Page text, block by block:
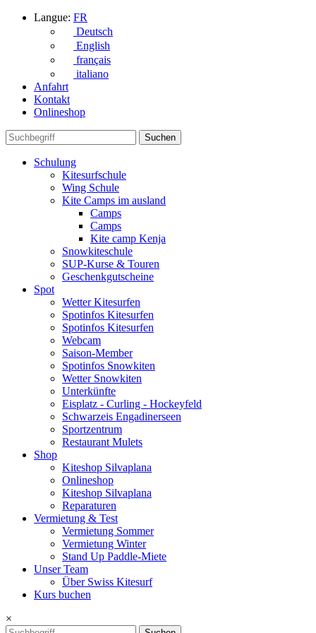
Langue: FR
Deutsch
English
français
italiano
Anfahrt
Kontakt
Onlineshop
Schulung
Kitesurfschule
Wing Schule
Kite Camps im ausland
Camps
Camps
Kite camp Kenja
Snowkiteschule
SUP-Kurse & Touren
Geschenkgutscheine
Spot
Wetter Kitesurfen
Spotinfos Kitesurfen
Spotinfos Kitesurfen
Webcam
Saison-Member
Spotinfos Snowkiten
Wetter Snowkiten
Unterkünfte
Eisplatz - Curling - Hockeyfeld
Schwarzeis Engadinerseen
Sportzentrum
Restaurant Mulets
Shop
Kiteshop Silvaplana
Onlineshop
Kiteshop Silvaplana
Reparaturen
Vermietung & Test
Vermietung Sommer
Vermietung Winter
Stand Up Paddle-Miete
Unser Team
Über Swiss Kitesurf
Kurs buchen
×